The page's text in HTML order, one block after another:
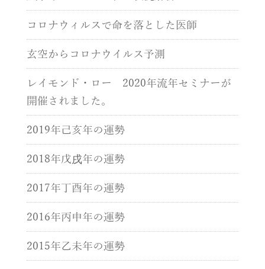
コロナウィルスで命を落とした医師
玄空からコロナウイルス予測
レイモンド・ロー 2020年流年セミナーが
開催されました。
2019年己亥年の運勢
2018年戊戌年の運勢
2017年丁酉年の運勢
2016年丙申年の運勢
2015年乙未年の運勢